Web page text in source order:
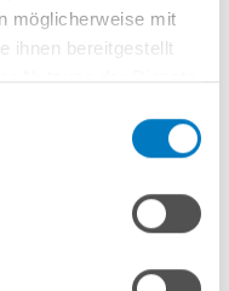
möglicherweise mit
ihnen bereitgestellt